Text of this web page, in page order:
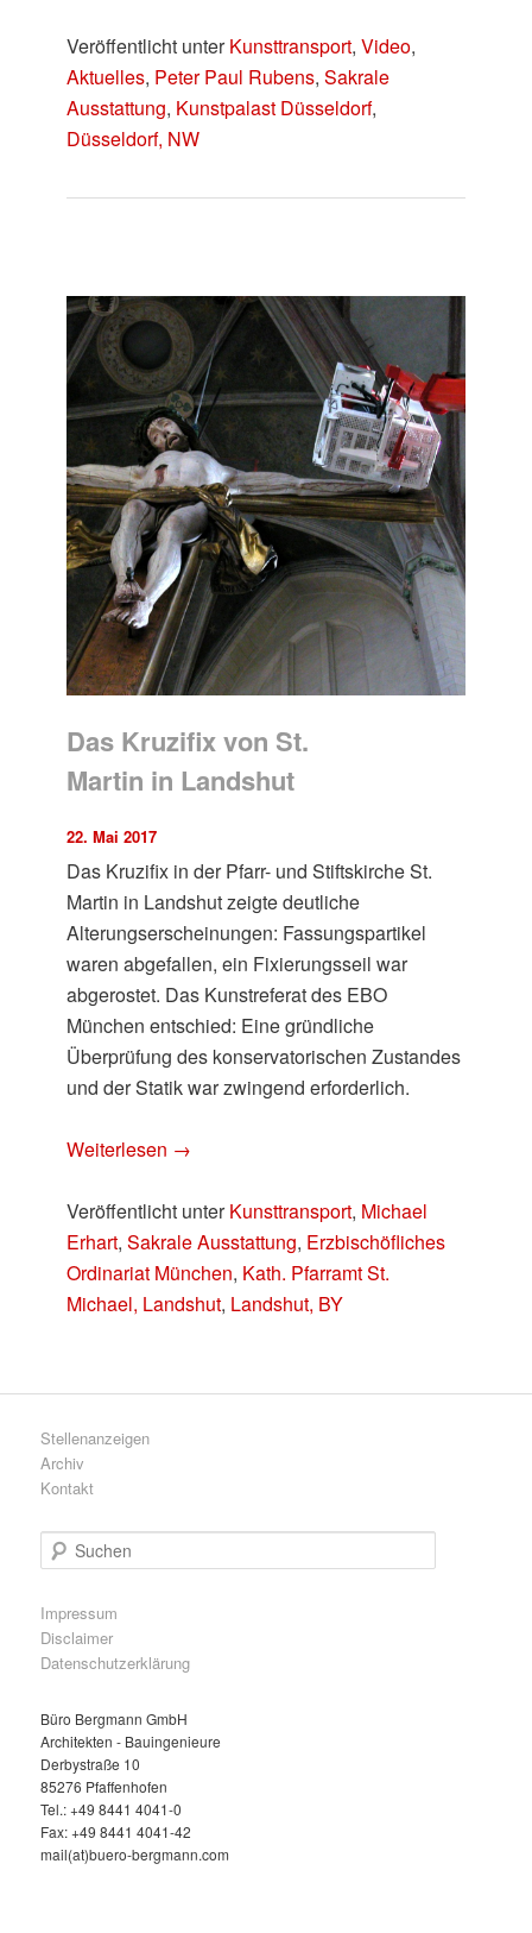
Veröffentlicht unter Kunsttransport,Video,
Aktuelles, Peter Paul Rubens,Sakrale
Ausstattung, Kunstpalast Düsseldorf,
Düsseldorf, NW
Das Kruzifix von St.
Martin in Landshut
22. Mai 2017
Das Kruzifix in der Pfarr- und Stiftskirche St.
Martin in Landshut zeigte deutliche
Alterungserscheinungen: Fassungspartikel
waren abgefallen, ein Fixierungsseil war
abgerostet. Das Kunstreferat des EBO
München entschied: Eine gründliche
Überprüfung des konservatorischen Zustandes
und der Statik war zwingend erforderlich.
Weiterlesen →
Veröffentlicht unter Kunsttransport, Michael
Erhart,Sakrale Ausstattung, Erzbischöfliches
Ordinariat München, Kath. Pfarramt St.
Michael, Landshut, Landshut, BY
Stellenanzeigen
Archiv
Kontakt
u
h
e
n
Impressum
Disclaimer
Datenschutzerklärung
Büro Bergmann GmbH
Architekten - Bauingenieure
Derbystraße 10
85276 Pfaffenhofen
Tel.: +49 8441 4041-0
Fax: +49 8441 4041-42
mail(at)buero-bergmann.com